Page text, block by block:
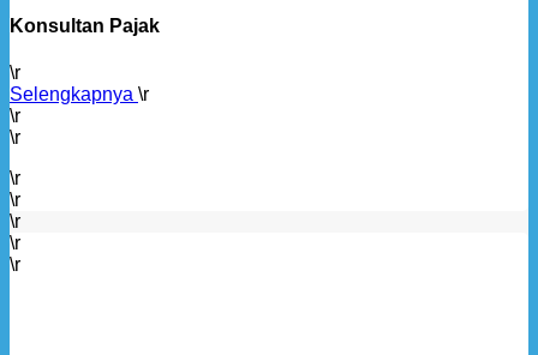
Konsultan Pajak
\r
Selengkapnya \r
\r
\r
\r
\r
\r
\r
\r